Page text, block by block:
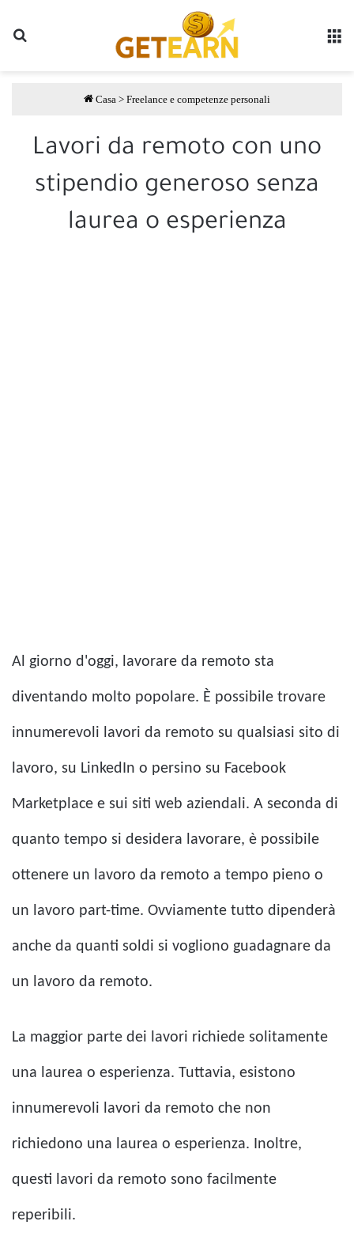
Casa > Freelance e competenze personali
Lavori da remoto con uno
stipendio generoso senza
laurea o esperienza
Al giorno d'oggi, lavorare da remoto sta
diventando molto popolare. È possibile trovare
innumerevoli lavori da remoto su qualsiasi sito di
lavoro, su LinkedIn o persino su Facebook
Marketplace e sui siti web aziendali. A seconda di
quanto tempo si desidera lavorare, è possibile
ottenere un lavoro da remoto a tempo pieno o
un lavoro part-time. Ovviamente tutto dipenderà
anche da quanti soldi si vogliono guadagnare da
un lavoro da remoto.
La maggior parte dei lavori richiede solitamente
una laurea o esperienza. Tuttavia, esistono
innumerevoli lavori da remoto che non
richiedono una laurea o esperienza. Inoltre,
questi lavori da remoto sono facilmente
reperibili.